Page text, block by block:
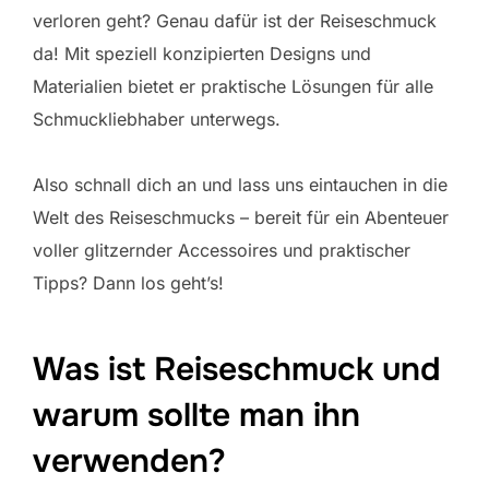
verloren geht? Genau dafür ist der Reiseschmuck
da! Mit speziell konzipierten Designs und
Materialien bietet er praktische Lösungen für alle
Schmuckliebhaber unterwegs.
Also schnall dich an und lass uns eintauchen in die
Welt des Reiseschmucks – bereit für ein Abenteuer
voller glitzernder Accessoires und praktischer
Tipps? Dann los geht’s!
Was ist Reiseschmuck und
warum sollte man ihn
verwenden?